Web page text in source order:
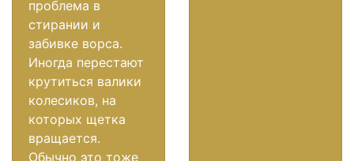
проблема в
стирании и
забивке ворса.
Иногда перестают
крутиться валики
колесиков, на
которых щетка
вращается.
Обычно это тоже